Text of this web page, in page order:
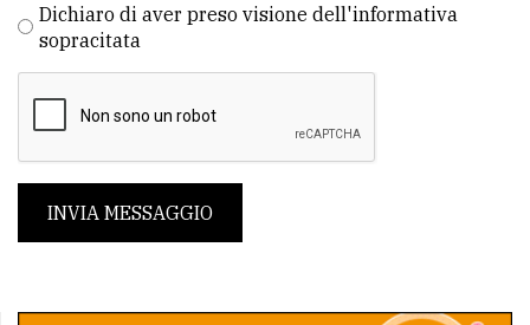
Dichiaro di aver preso visione dell'informativa
sopracitata
INVIA MESSAGGIO